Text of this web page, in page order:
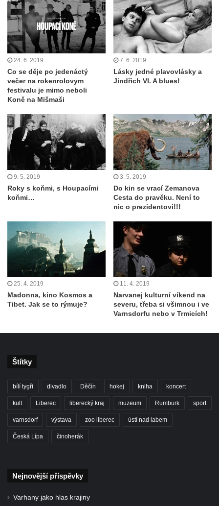
24. 6. 2019
Co se děje po jedenáctý
večer na rokenrolovym
festivalu je mimo neboli
Koně na Mišmaši
7. 6. 2019
Lásky jedné plavovlásky a
Jindřich VI. A blues!
9. 5. 2019
Roky s koňmi, s Houpacími
koňmi…
3. 5. 2019
Do kin se vrací Zemanova
Cesta do pravěku. Není to
nic o prezidentovi!!!
25. 4. 2019
Madonna, kino Kosmos a
Tibet. Jak se to rýmuje?
11. 4. 2019
Narvanej kulturní víkend na
severu, třeba si všimnou i ve
Varnsdorfu nebo v Trmicích!
Štítky
bílí tygři divadlo Děčín hokej kniha koncert
kult Liberec liberecký kraj muzeum Rumburk sport
varnsdorf výstava zoo liberec ústí nad labem
Česká Lípa činoherák
Nejnovější příspěvky
Varhany jako hlas krajiny